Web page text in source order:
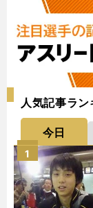
人気記事ラン
今日
1